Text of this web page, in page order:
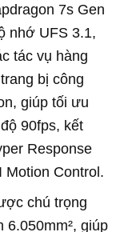
7s Gen
nhớ UFS 3.1,
tác vụ hàng
bị công
giúp tối ưu
90fps, kết
Response
Motion Control.
chú trọng
giúp